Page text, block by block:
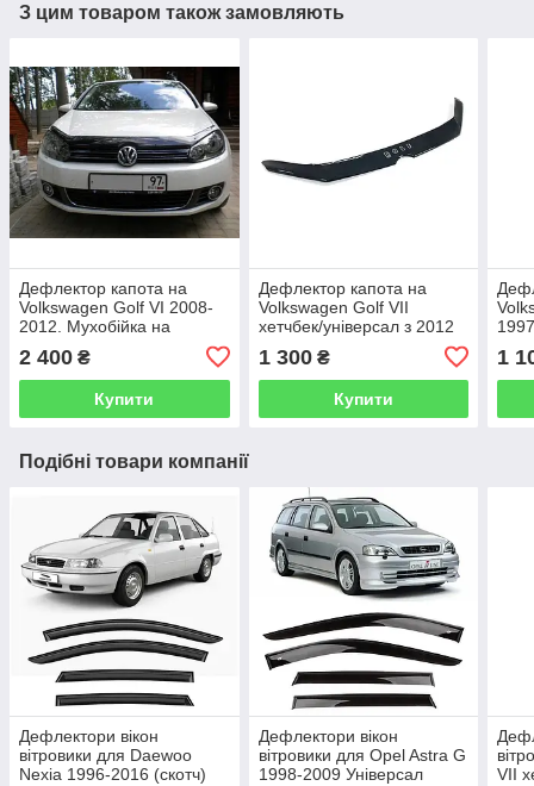
З цим товаром також замовляють
Дефлектор капота на
Volkswagen Golf VI 2008-
2012. Мухобійка на
2 400 ₴
Купити
Дефлектор капота на
Volkswagen Golf VII
хетчбек/універсал з 2012
1 300₴
Купити
1
Подібні товари компанії
Дефлектори вікон
вітровики для Daewoo
Nexia 1996-2016 (скотч)
Дефлектори вікон
вітровики для Opel Astra G
1998-2009 Універсал
VII